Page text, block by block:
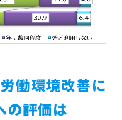
働環境改善に
の評価は